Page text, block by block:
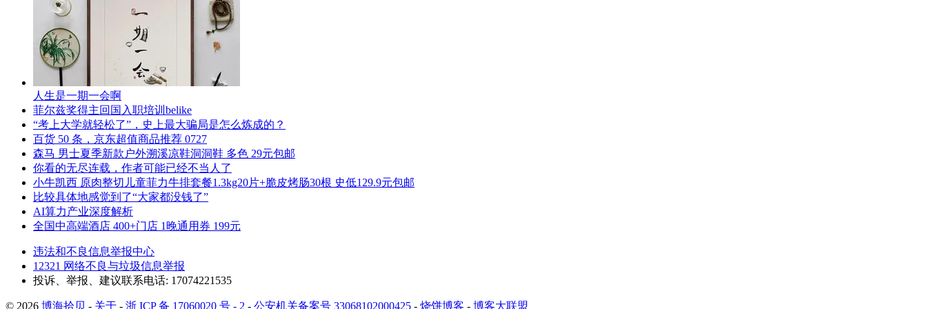
人生是一期一会啊
菲尔兹奖得主回国入职培训belike
“考上大学就轻松了”，史上最大骗局是怎么炼成的？
百货 50 条，京东超值商品推荐 0727
森马 男士夏季新款户外溯溪凉鞋洞洞鞋 多色 29元包邮
你看的无尽连载，作者可能已经不当人了
小牛凯西 原肉整切儿童菲力牛排套餐1.3kg20片+脆皮烤肠30根 史低129.9元包邮
比较具体地感觉到了“大家都没钱了”
AI算力产业深度解析
全国中高端酒店 400+门店 1晚通用券 199元
违法和不良信息举报中心
12321 网络不良与垃圾信息举报
投诉、举报、建议联系电话: 17074221535
© 2026 博海拾贝 - 关于 - 浙 ICP 备 17060020 号 - 2 - 公安机关备案号 33068102000425 - 烧饼博客 - 博客大联盟